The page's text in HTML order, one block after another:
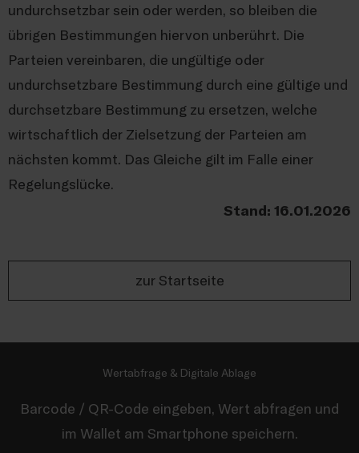
undurchsetzbar sein oder werden, so bleiben die
übrigen Bestimmungen hiervon unberührt. Die
Parteien vereinbaren, die ungültige oder
undurchsetzbare Bestimmung durch eine gültige und
durchsetzbare Bestimmung zu ersetzen, welche
wirtschaftlich der Zielsetzung der Parteien am
nächsten kommt. Das Gleiche gilt im Falle einer
Regelungslücke.
Stand: 16.01.2026
zur Startseite
Wertabfrage & Digitale Ablage
Barcode / QR-Code eingeben, Wert abfragen und
im Wallet am Smartphone speichern.